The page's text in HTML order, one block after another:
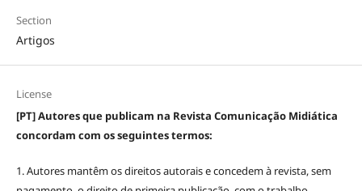
Section
Artigos
License
[PT] Autores que publicam na Revista Comunicação Midiática
concordam com os seguintes termos:
1. Autores mantêm os direitos autorais e concedem à revista, sem